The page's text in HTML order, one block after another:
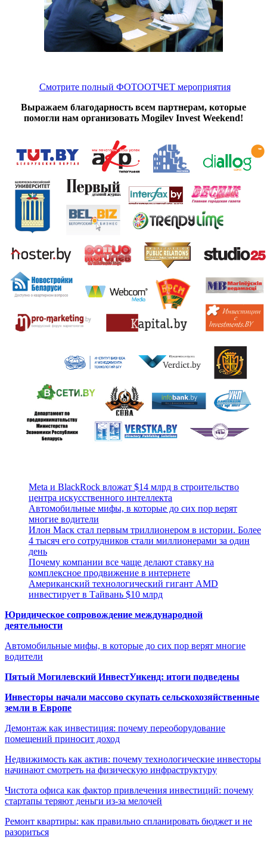
Смотрите полный ФОТООТЧЕТ мероприятия
Выражаем благодарность всем партнерам, которые
помогли нам организовать Mogilev Invest Weekend!
Meta и BlackRock вложат $14 млрд в строительство
центра искусственного интеллекта
Автомобильные мифы, в которые до сих пор верят
многие водители
Илон Маск стал первым триллионером в истории. Более
4 тысяч его сотрудников стали миллионерами за один
день
Почему компании все чаще делают ставку на
комплексное продвижение в интернете
Американский технологический гигант AMD
инвестирует в Тайвань $10 млрд
Юридическое сопровождение международной
деятельности
Автомобильные мифы, в которые до сих пор верят многие
водители
Пятый Могилевский ИнвестУикенд: итоги подведены
Инвесторы начали массово скупать сельскохозяйственные
земли в Европе
Демонтаж как инвестиция: почему переоборудование
помещений приносит доход
Недвижимость как актив: почему технологические инвесторы
начинают смотреть на физическую инфраструктуру
Чистота офиса как фактор привлечения инвестиций: почему
стартапы теряют деньги из-за мелочей
Ремонт квартиры: как правильно спланировать бюджет и не
разориться